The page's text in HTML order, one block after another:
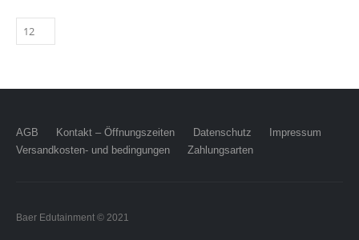
AGB Kontakt – Öffnungszeiten Datenschutz
Impressum
Versandkosten- und bedingungen
Zahlungsarten
Baer Edutainment © 2021